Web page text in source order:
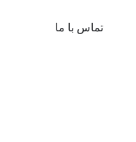
تماس با ما